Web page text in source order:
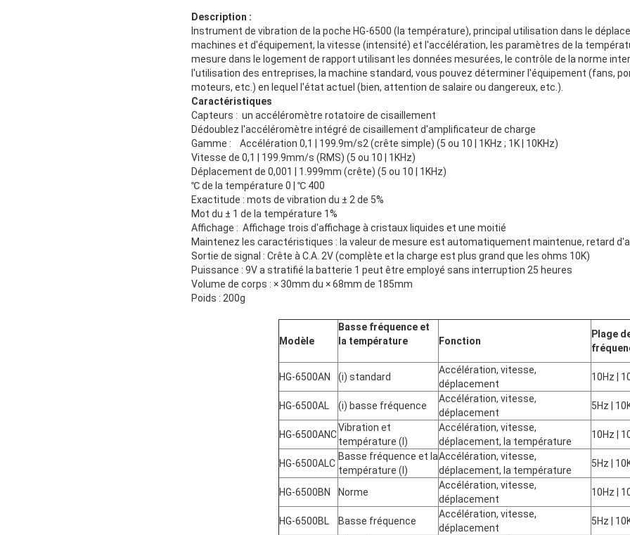
Description :
Instrument de vibration de la poche HG-6500 (la température), principal utilisation dans le
machines et d'équipement, la vitesse (intensité) et l'accélération, les paramètres de la
mesure dans le logement de rapport utilisant les données mesurées, le contrôle de la norme
l'utilisation des entreprises, la machine standard, vous pouvez déterminer l'équipement (fans,
moteurs, etc.) en lequel l'état actuel (bien, attention de salaire ou dangereux, etc.).
Caractéristiques
Capteurs : un accéléromètre rotatoire de cisaillement
Dédoublez l'accéléromètre intégré de cisaillement d'amplificateur de charge
Gamme : Accélération 0,1 | 199.9m/s2 (crête simple) (5 ou 10 | 1KHz ; 1K | 10KHz)
Vitesse de 0,1 | 199.9mm/s (RMS) (5 ou 10 | 1KHz)
Déplacement de 0,001 | 1.999mm (crête) (5 ou 10 | 1KHz)
℃ de la température 0 | ℃ 400
Exactitude : mots de vibration du ± 2 de 5%
Mot du ± 1 de la température 1%
Affichage : Affichage trois d'affichage à cristaux liquides et une moitié
Maintenez les caractéristiques : la valeur de mesure est automatiquement maintenue, retard
Sortie de signal : Crête à C.A. 2V (complète et la charge est plus grand que les ohms 10K)
Puissance : 9V a stratifié la batterie 1 peut être employé sans interruption 25 heures
Volume de corps : × 30mm du × 68mm de 185mm
Poids : 200g
Modèle
Basse fréquence et
la température
Fonction
Plage
HG-6500AN (i) standard
Accélération, vitesse,
déplacement
10Hz |
HG-6500AL (i) basse fréquence
Accélération, vitesse,
déplacement
5Hz |
HG-6500ANC
Vibration et
température (I)
Accélération, vitesse,
déplacement, la température
10Hz |
HG-6500ALC
Basse fréquence et la
température (I)
Accélération, vitesse,
déplacement, la température
5Hz |
HG-6500BN Norme
Accélération, vitesse,
déplacement
10Hz |
HG-6500BL Basse fréquence
Accélération, vitesse,
déplacement
5Hz |